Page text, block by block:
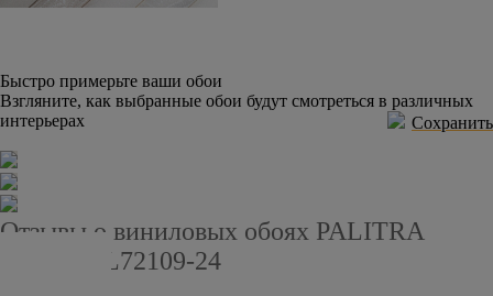
Быстро примерьте ваши обои
Взгляните, как выбранные обои будут смотреться в различных
интерьерах
Сохранить
Отзывы о виниловых обоях PALITRA
STYLE SL72109-24